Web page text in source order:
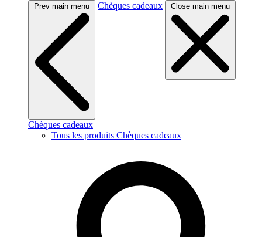
Prev main menu Chèques cadeaux Close main menu
Chèques cadeaux
Tous les produits Chèques cadeaux